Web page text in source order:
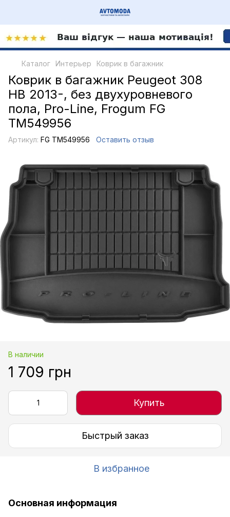
Каталог Интерьер Коврик в багажник
Коврик в багажник Peugeot 308
HB 2013-, без двухуровневого
пола, Pro-Line, Frogum FG
TM549956
Артикул: FG TM549956 Оставить отзыв
В наличии
1 709 грн
Купить
Быстрый заказ
В избранное
Основная информация